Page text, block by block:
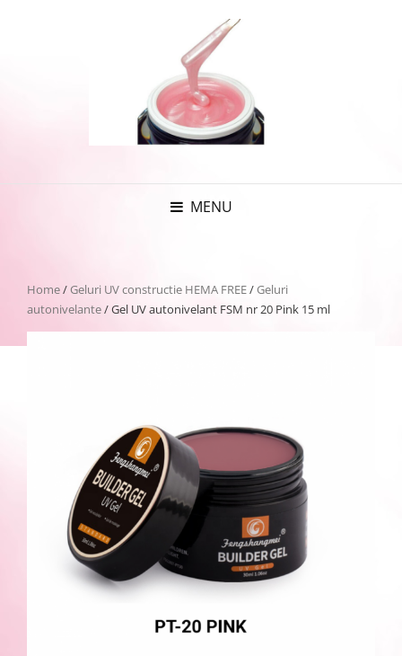
MENU
Home/Geluri UV constructie HEMA FREE/Geluri
autonivelante/ Gel UV autonivelant FSM nr 20 Pink 15 ml